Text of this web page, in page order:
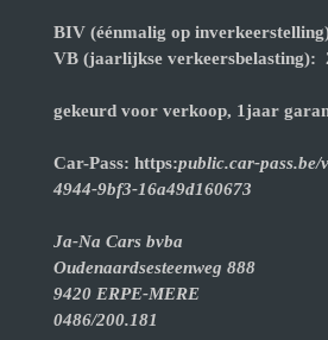
BIV (éénmalig op
VB (jaarlijkse verkeersbelasting):
gekeurd voor verkoop, 1jaar
Car-Pass: https:public.car-pass.be/
4944-9bf3-16a49d160673
Ja-Na Cars bvba
Oudenaardsesteenweg 888
9420 ERPE-MERE
0486/200.181